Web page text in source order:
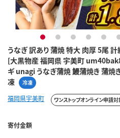
うなぎ 訳あり 蒲焼 特大 肉厚 5尾
[大黒物産 福岡県 宇美町
ギ unagi うなぎ蒲焼 鰻蒲焼き 蒲焼
凍
冷凍
1 2 3 4 5
福岡県宇美町 ワンストップオンライン申請
寄付金額